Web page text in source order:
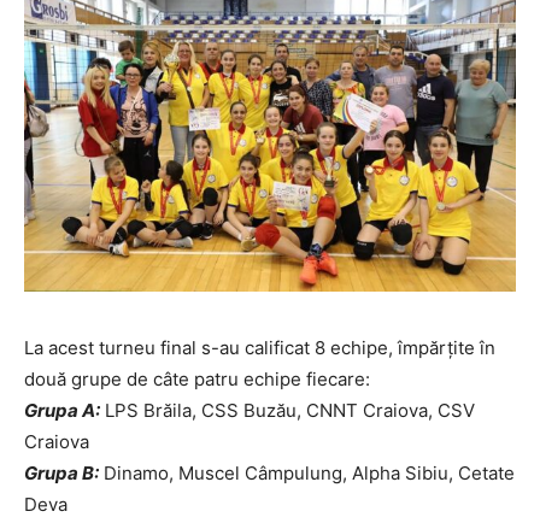
La acest turneu final s-au calificat 8 echipe, împărțite în
două grupe de câte patru echipe fiecare:
Grupa A: LPS Brăila, CSS Buzău, CNNT Craiova, CSV
Craiova
Grupa B: Dinamo, Muscel Câmpulung, Alpha Sibiu, Cetate
Deva